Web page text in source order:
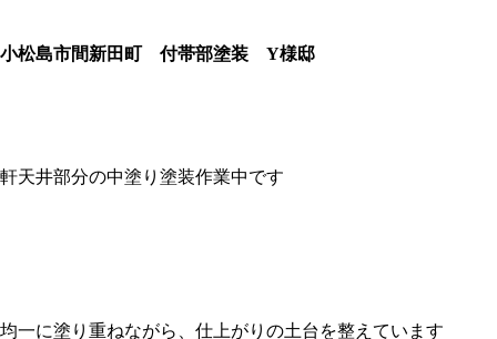
小松島市間新田町 付帯部塗装 Y様邸
軒天井部分の中塗り塗装作業中です
均一に塗り重ねながら、仕上がりの土台を整えています